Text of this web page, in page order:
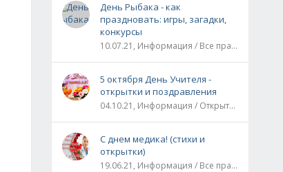
День Рыбака - как
праздновать: игры, загадки,
конкурсы
10.07.21, Информация / Все праздники
5 октября День Учителя -
открытки и поздравления
04.10.21, Информация / Открытки / Все праздники
С днем медика! (стихи и
открытки)
19.06.21, Информация / Все праздники